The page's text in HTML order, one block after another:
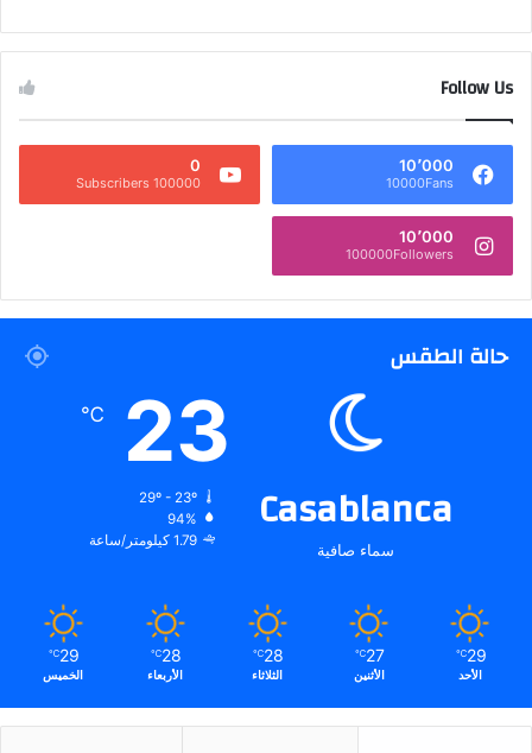
Follow Us
10٬000
10000Fans
0
100000 Subscribers
10٬000
100000Followers
حالة الطقس
Casablanca
سماء صافية
23
℃
29º - 23º
94%
1.79 كيلومتر/ساعة
29
℃
الأحد
27
℃
الأثنين
28
℃
الثلاثاء
28
℃
الأربعاء
29
℃
الخميس